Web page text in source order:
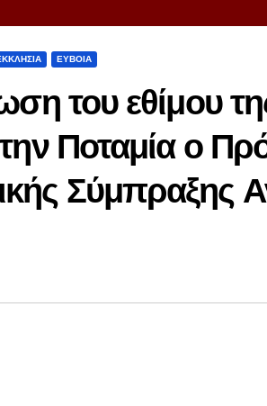
ΕΥΒΟΙΑ
του εθίμου
Ποταμία ο
Σύμπραξης